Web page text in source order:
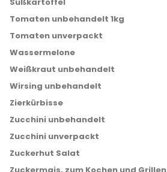
Tomaten unbehandelt 1kg
Tomaten unverpackt
Wassermelone
Weißkraut unbehandelt
Wirsing unbehandelt
Zierkürbisse
Zucchini unbehandelt
Zucchini unverpackt
Zuckerhut Salat